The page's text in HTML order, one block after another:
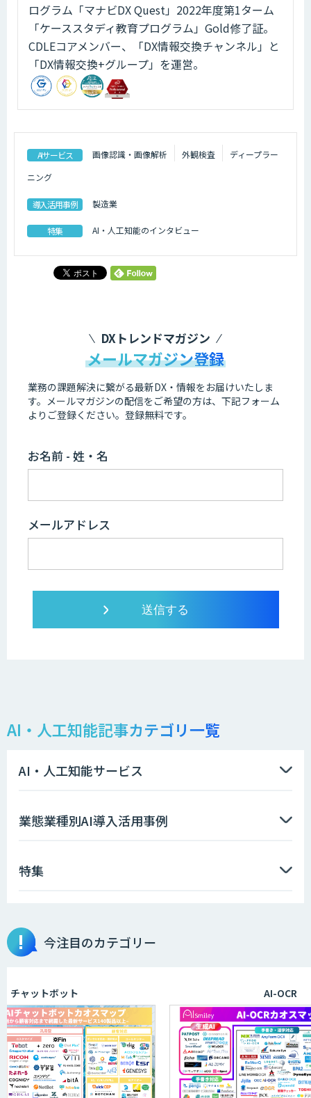
ログラム「マナビDX Quest」2022年度第1ターム
「ケーススタディ教育プログラム」Gold修了証。
CDLEコアメンバー、「DX情報交換チャンネル」と
「DX情報交換+グループ」を運営。
AIサービス 画像認識・画像解析 外観検査
ディープラー
ニング
導入活用事例 製造業
特集 AI・人工知能のインタビュー
DXトレンドマガジン
メールマガジン登録
業務の課題解決に繋がる最新DX・情報をお届けいたしま
す。 メールマガジンの配信をご希望の方は、下記フォーム
よりご登録ください。登録無料です。
お名前 - 姓・名
メールアドレス
AI・人工知能記事カテゴリ一覧
AI・人工知能サービス
業態業種別AI導入活用事例
特集
今注目のカテゴリー
ットボット AI-OCR